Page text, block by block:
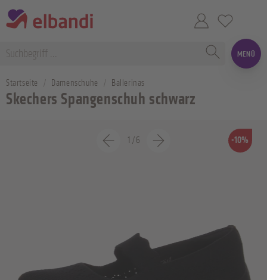
MENÜ
Startseite Damenschuhe Ballerinas
Skechers Spangenschuh schwarz
-10%
1 /6